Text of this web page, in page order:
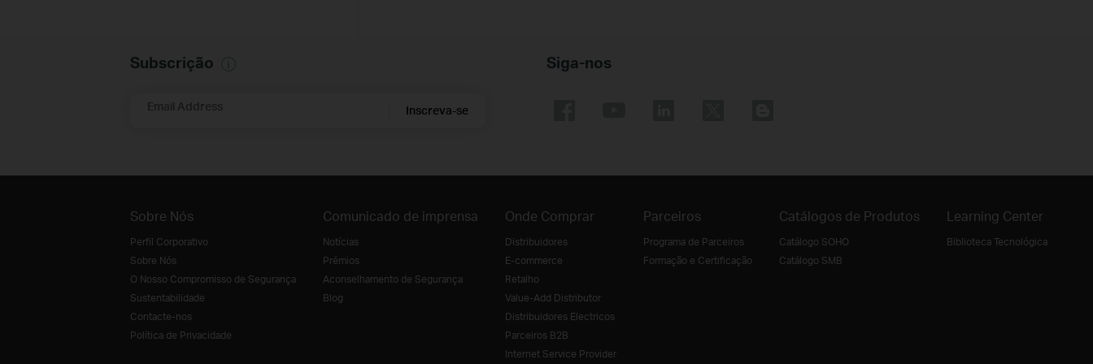
Subscrição
Email Address Inscreva-se
Siga-nos
Sobre Nós
Perfil Corporativo
Sobre Nós
O Nosso Compromisso de Segurança
Sustentabilidade
Contacte-nos
Política de Privacidade
Comunicado de imprensa
Notícias
Prémios
Aconselhamento de Segurança
Blog
Onde Comprar
Distribuidores
E-commerce
Retalho
Value-Add Distributor
Distribuidores Electricos
Parceiros B2B
Internet Service Provider
Parceiros
Programa de Parceiros
Formação e Certificação
Catálogos de Produtos
Catálogo SOHO
Catálogo SMB
Learning Center
Biblioteca Tecnológica